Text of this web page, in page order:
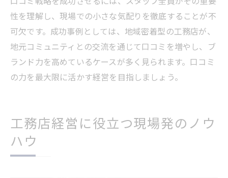
性を理解し、現場での小さな気配りを徹底することが不
可欠です。成功事例としては、地域密着型の工務店が、
地元コミュニティとの交流を通じて口コミを増やし、ブ
ランド力を高めているケースが多く見られます。口コミ
の力を最大限に活かす経営を目指しましょう。
工務店経営に役立つ現場発のノウ
ハウ